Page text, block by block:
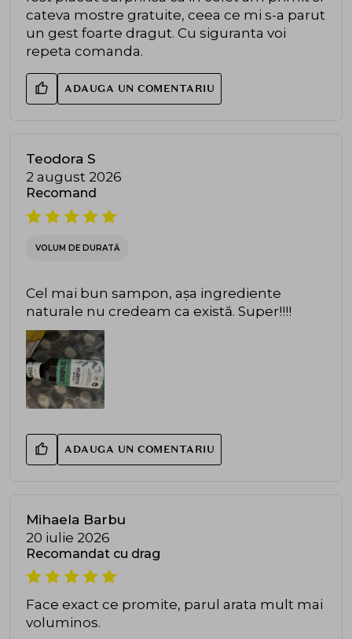
cateva mostre gratuite, ceea ce mi s-a parut
un gest foarte dragut. Cu siguranta voi
repeta comanda.
ADAUGA UN COMENTARIU
Teodora S
2 august 2026
Recomand
VOLUM DE DURATĂ
Cel mai bun sampon, așa ingrediente
naturale nu credeam ca există. Super!!!!
ADAUGA UN COMENTARIU
Mihaela Barbu
20 iulie 2026
Recomandat cu drag
Face exact ce promite, parul arata mult mai
voluminos.